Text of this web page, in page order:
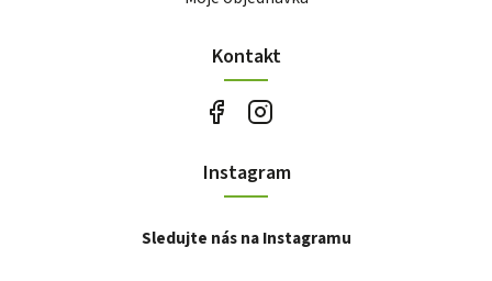
Kontakt
Instagram
Sledujte nás na Instagramu